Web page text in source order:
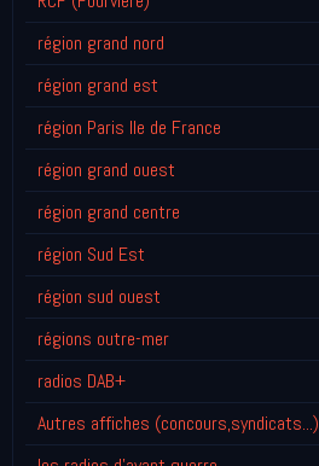
région grand nord
région grand est
région Paris Ile de France
région grand ouest
région grand centre
région Sud Est
région sud ouest
régions outre-mer
radios DAB+
Autres affiches (concours,syndicats...)